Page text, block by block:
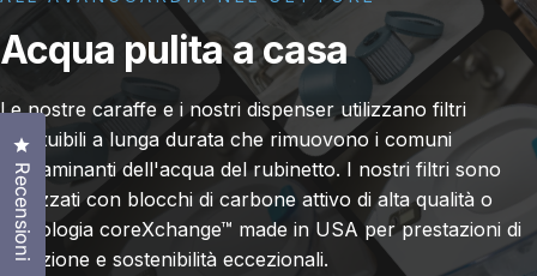
Acqua pulitaacasa
Le nostre caraffe e i nostri dispenser utilizzano filtri
sostituibili a lunga durata che rimuovono i comuni
contaminanti dell'acqua del rubinetto. I nostri filtri sono
realizzati con blocchi di carbone attivo di alta qualità o
tecnologia coreXchange™ made in USA per prestazioni di
filtrazione e sostenibilità eccezionali.
Recensioni
Clicca per aprire la finestra delle recensioni